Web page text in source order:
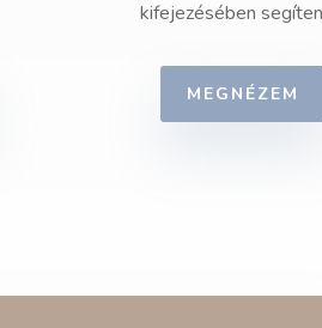
kifejezésében
MEGNÉZEM